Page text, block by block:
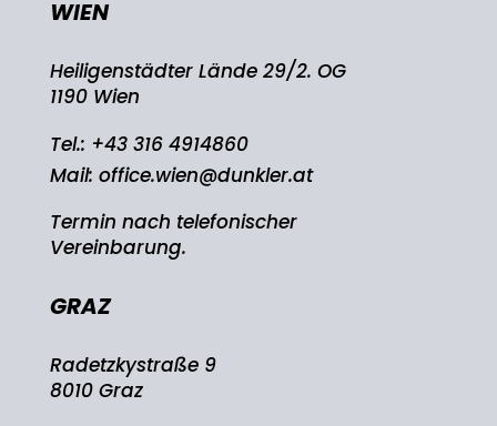
WIEN
Heiligenstädter Lände 29/2. OG
1190 Wien
Tel.: +43 316 4914860
Mail: office.wien@dunkler.at
Termin nach telefonischer
Vereinbarung.
GRAZ
Radetzkystraße 9
8010 Graz